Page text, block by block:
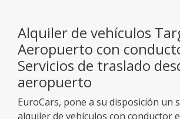
Alquiler de vehículos
Aeropuerto con
Servicios de traslado
aeropuerto
EuroCars, pone a su disposición un
alquiler de vehículos con conductor